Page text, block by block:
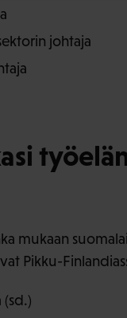
johtaja
mukaan
Pikku-
(sd.)